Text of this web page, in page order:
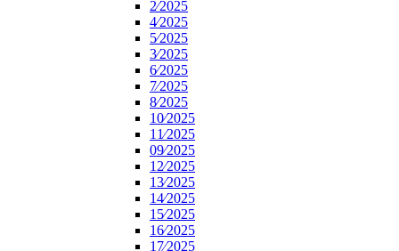
2⁄2025
4⁄2025
5⁄2025
3⁄2025
6⁄2025
7⁄2025
8⁄2025
10⁄2025
11⁄2025
09⁄2025
12⁄2025
13⁄2025
14⁄2025
15⁄2025
16⁄2025
17⁄2025